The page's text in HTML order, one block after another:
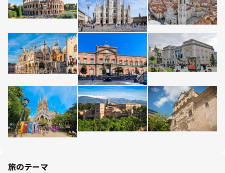
旅のテーマ